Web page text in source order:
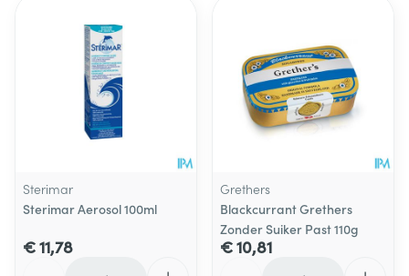
Sterimar
Sterimar Aerosol 100ml
€ 11,78
Grethers
Blackcurrant Grethers
Zonder Suiker Past 110g
€ 10,81